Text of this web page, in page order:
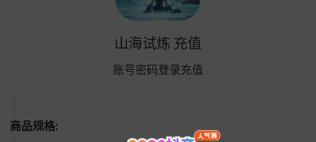
山海试炼 充值
账号密码登录充值
商品规格: